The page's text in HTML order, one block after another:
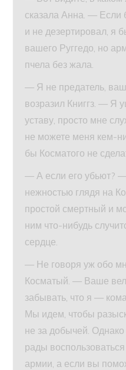
сказала Анна. — Если
и не дезертировал, я
вашего Руггедо, но
пчела без жала.
— Я не предатель,
возразил Книггз. — Я
уставу, просто мне
не можете меня кем-
бы Косматого не
— А если его убьют?
нежностью глядя на
простой смертный и
ним что-нибудь
сердце.
— Не говоря уж обо
Косматый. — Ваше
забывать, что я —
Мы идем, чтобы
не за добычей.
рады
армии, а если вы